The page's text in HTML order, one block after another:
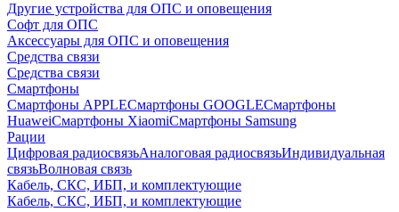
Другие устройства для ОПС и оповещения
Софт для ОПС
Аксессуары для ОПС и оповещения
Средства связи
Средства связи
Смартфоны
Смартфоны APPLEСмартфоны GOOGLEСмартфоны
HuaweiСмартфоны XiaomiСмартфоны Samsung
Рации
Цифровая радиосвязьАналоговая радиосвязьИндивидуальная
связьВолновая связь
Кабель, СКС, ИБП, и комплектующие
Кабель, СКС, ИБП, и комплектующие